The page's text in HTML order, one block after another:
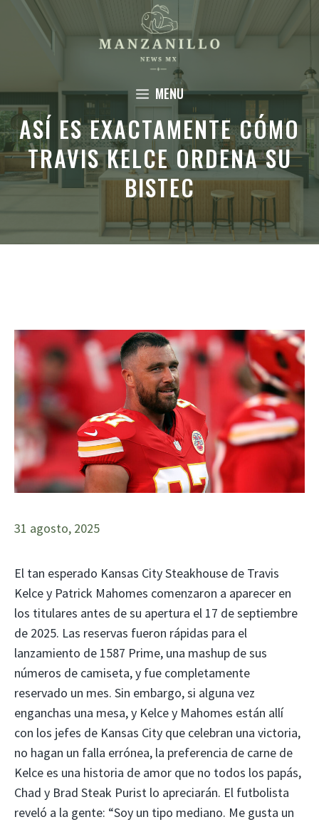
Saltar
contenido
MENU
ASÍ ES EXACTAMENTE CÓMO
TRAVIS KELCE ORDENA SU
BISTEC
31 agosto, 2025
El tan esperado Kansas City Steakhouse de Travis
Kelce y Patrick Mahomes comenzaron a aparecer en
los titulares antes de su apertura el 17 de septiembre
de 2025. Las reservas fueron rápidas para el
lanzamiento de 1587 Prime, una mashup de sus
números de camiseta, y fue completamente
reservado un mes. Sin embargo, si alguna vez
enganchas una mesa, y Kelce y Mahomes están allí
con los jefes de Kansas City que celebran una victoria,
no hagan un falla errónea, la preferencia de carne de
Kelce es una historia de amor que no todos los papás,
Chad y Brad Steak Purist lo apreciarán. El futbolista
reveló a la gente: “Soy un tipo mediano. Me gusta un